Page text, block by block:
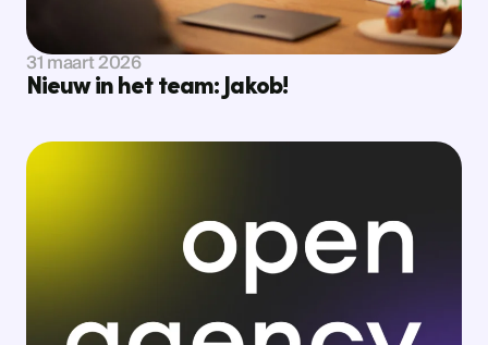
Nieuw in het team: Jakob!
31 maart 2026